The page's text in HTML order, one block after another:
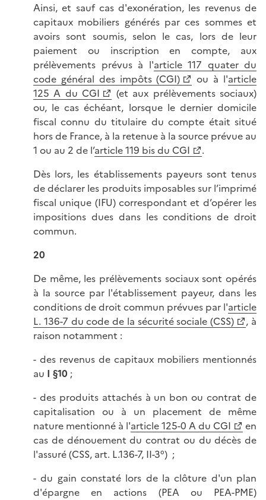
Ainsi, et sauf cas d'exonération, les revenus de
capitaux mobiliers générés par ces sommes et
avoirs sont soumis, selon le cas, lors de leur
paiement ou inscription en compte, aux
prélèvements prévus à l'article 117 quater du
code général des impôts (CGI)
ou à l'article
125 A du CGI
(et aux prélèvements sociaux)
ou, le cas échéant, lorsque le dernier domicile
fiscal connu du titulaire du compte était situé
hors de France, à la retenue à la source prévue au
1 ou au 2 de l’article 119 bis du CGI
.
Dès lors, les établissements payeurs sont tenus
de déclarer les produits imposables sur l’imprimé
fiscal unique (IFU) correspondant et d’opérer les
impositions dues dans les conditions de droit
commun.
20
De même, les prélèvements sociaux sont opérés
à la source par l'établissement payeur, dans les
conditions de droit commun prévues par l'article
L. 136-7 du code de la sécurité sociale (CSS)
, à
raison notamment :
- des revenus de capitaux mobiliers mentionnés
au I §10 ;
- des produits attachés à un bon ou contrat de
capitalisation ou à un placement de même
nature mentionné à l'article 125-0 A du CGI
en
cas de dénouement du contrat ou du décès de
l'assuré (CSS, art. L.136-7, II-3°) ;
- du gain constaté lors de la clôture d'un plan
d'épargne en actions (PEA ou PEA-PME)